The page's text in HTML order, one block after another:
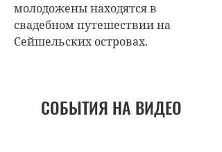
молодожены находятся в
свадебном путешествии на
Сейшельских островах.
СОБЫТИЯ НА ВИДЕО